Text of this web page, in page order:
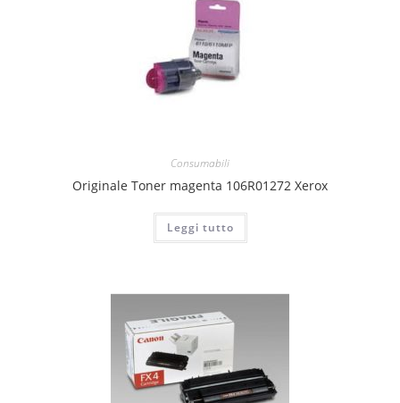
Consumabili
Originale Toner magenta 106R01272 Xerox
Leggi tutto